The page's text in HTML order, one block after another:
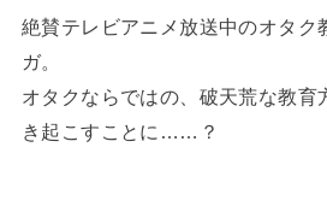
絶賛テレビアニメ放送中のオタク
ガ。
オタクならではの、破天荒な教育
き起こすことに……？